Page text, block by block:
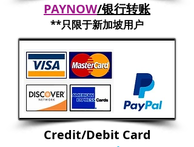
PAYNOW/银行转账
**​只限于新加坡用户
​Credit/Debit Card